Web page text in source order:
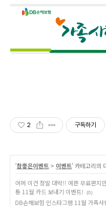
2 구독하기
'참좋은이벤트 > 이벤트' 카테고리의
어머 이건 정말 대박!! 예쁜 무료편지
통 11월 카드 보내기 이벤트!
(0)
DB손해보험 인스타그램 11월 가족사